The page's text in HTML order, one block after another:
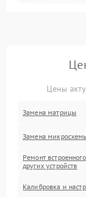
Цены
Замена матрицы
Замена
Ремонт
других устройств
Калибровка и